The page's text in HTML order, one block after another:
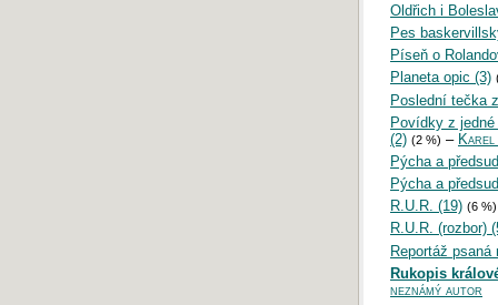
Oldřich i
Pes
Píseň o
Planeta opic (3)
Poslední tečka
Povídky z jedné
(2) (2 %) – Karel
Pýcha a
Pýcha a
R.U.R. (19) (6 %)
R.U.R. (rozbor)
Reportáž psaná
Rukopis
neznámý autor